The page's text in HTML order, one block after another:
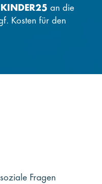
KINDER25 an die
Kosten für den
Fragen